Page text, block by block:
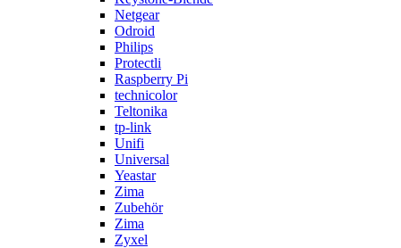
Netgear
Odroid
Philips
Protectli
Raspberry Pi
technicolor
Teltonika
tp-link
Unifi
Universal
Yeastar
Zima
Zubehör
Zima
Zyxel